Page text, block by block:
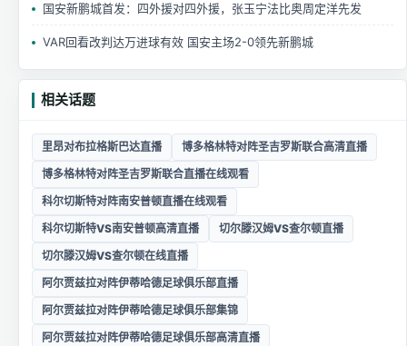
国安新鹏城首发：四外援对四外援，张玉宁法比奥周定洋先发
VAR回看改判达万进球有效 国安主场2-0领先新鹏城
相关话题
里昂对布拉格斯巴达直播
博多格林特对阵圣吉罗斯联合高清直播
博多格林特对阵圣吉罗斯联合直播在线观看
科尔切斯特对阵南安普顿直播在线观看
科尔切斯特VS南安普顿高清直播
切尔滕汉姆VS查尔顿直播
切尔滕汉姆VS查尔顿在线直播
阿尔贾兹拉对阵伊蒂哈德足球俱乐部直播
阿尔贾兹拉对阵伊蒂哈德足球俱乐部集锦
阿尔贾兹拉对阵伊蒂哈德足球俱乐部高清直播